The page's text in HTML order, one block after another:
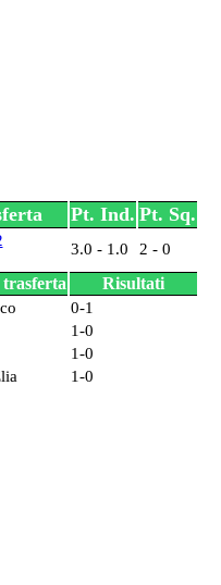
Pt. Ind. Pt. Sq.
3.0 - 1.0 2 - 0
Risultati
0-1
1-0
1-0
1-0